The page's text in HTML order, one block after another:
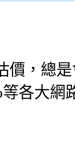
價，總
等各大